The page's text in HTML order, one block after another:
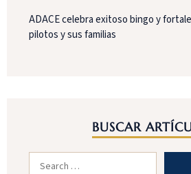
ADACE celebra exitoso bingo y
pilotos y sus familias
BUSCAR